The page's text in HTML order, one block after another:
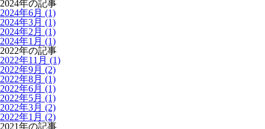
2024年の記事
2024年6月 (1)
2024年3月 (1)
2024年2月 (1)
2024年1月 (1)
2022年の記事
2022年11月 (1)
2022年9月 (2)
2022年8月 (1)
2022年6月 (1)
2022年5月 (1)
2022年3月 (2)
2022年1月 (2)
2021年の記事